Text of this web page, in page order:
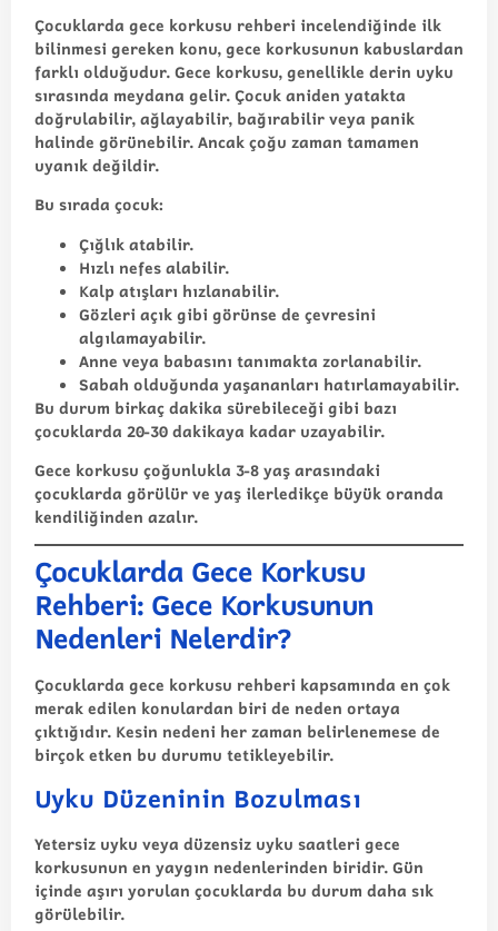
Çocuklarda gece korkusu rehberi incelendiğinde ilk
bilinmesi gereken konu, gece korkusunun kabuslardan
farklı olduğudur. Gece korkusu, genellikle derin uyku
sırasında meydana gelir. Çocuk aniden yatakta
doğrulabilir, ağlayabilir, bağırabilir veya panik
halinde görünebilir. Ancak çoğu zaman tamamen
uyanık değildir.
Bu sırada çocuk:
Çığlık atabilir.
Hızlı nefes alabilir.
Kalp atışları hızlanabilir.
Gözleri açık gibi görünse de çevresini
algılamayabilir.
Anne veya babasını tanımakta zorlanabilir.
Sabah olduğunda yaşananları hatırlamayabilir.
Bu durum birkaç dakika sürebileceği gibi bazı
çocuklarda 20-30 dakikaya kadar uzayabilir.
Gece korkusu çoğunlukla 3-8 yaş arasındaki
çocuklarda görülür ve yaş ilerledikçe büyük oranda
kendiliğinden azalır.
Çocuklarda Gece Korkusu
Rehberi: Gece Korkusunun
Nedenleri Nelerdir?
Çocuklarda gece korkusu rehberi kapsamında en çok
merak edilen konulardan biri de neden ortaya
çıktığıdır. Kesin nedeni her zaman belirlenemese de
birçok etken bu durumu tetikleyebilir.
Uyku Düzeninin Bozulması
Yetersiz uyku veya düzensiz uyku saatleri gece
korkusunun en yaygın nedenlerinden biridir. Gün
içinde aşırı yorulan çocuklarda bu durum daha sık
görülebilir.